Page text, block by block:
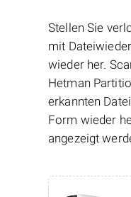
Stellen Sie
mit
wieder her.
Hetman
erkannten
Form wieder
angezeigt